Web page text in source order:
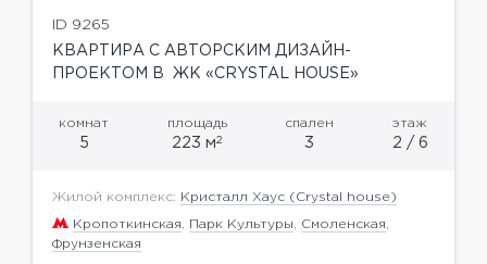
ID 9265
КВАРТИРА С АВТОРСКИМ ДИЗАЙН-
ПРОЕКТОМ В ЖК «CRYSTAL HOUSE»
комнат
5
площадь
223 м2
спален
3
этаж
2 / 6
Жилой комплекс: Кристалл Хаус (Crystal house)
Кропоткинская, Парк Культуры, Смоленская,
Фрунзенская